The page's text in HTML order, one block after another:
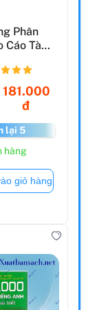
Phân
Cáo Tài
181.000
đ
lại 5
hàng
giỏ hàng